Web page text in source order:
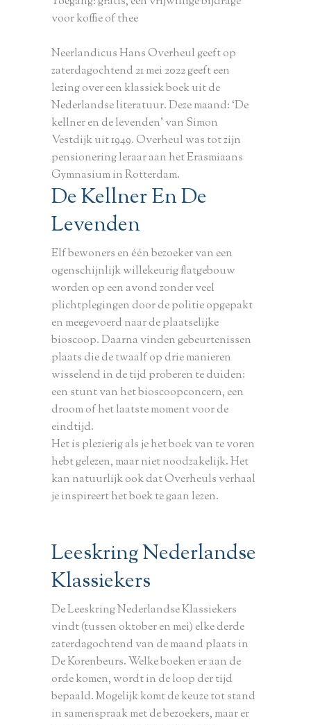
voor koffie of thee
Neerlandicus Hans Overheul geeft op
zaterdagochtend 21 mei 2022 geeft een
lezing over een klassiek boek uit de
Nederlandse literatuur. Deze maand: ‘De
kellner en de levenden’ van Simon
Vestdijk uit 1949. Overheul was tot zijn
pensionering leraar aan het Erasmiaans
Gymnasium in Rotterdam.
De Kellner En De
Levenden
Elf bewoners en één bezoeker van een
ogenschijnlijk willekeurig flatgebouw
worden op een avond zonder veel
plichtplegingen door de politie opgepakt
en meegevoerd naar de plaatselijke
bioscoop. Daarna vinden gebeurtenissen
plaats die de twaalf op drie manieren
wisselend in de tijd proberen te duiden:
een stunt van het bioscoopconcern, een
droom of het laatste moment voor de
eindtijd.
Het is plezierig als je het boek van te voren
hebt gelezen, maar niet noodzakelijk. Het
kan natuurlijk ook dat Overheuls verhaal
je inspireert het boek te gaan lezen.
Leeskring Nederlandse
Klassiekers
De Leeskring Nederlandse Klassiekers
vindt (tussen oktober en mei) elke derde
zaterdagochtend van de maand plaats in
De Korenbeurs. Welke boeken er aan de
orde komen, wordt in de loop der tijd
bepaald. Mogelijk komt de keuze tot stand
in samenspraak met de bezoekers, maar er